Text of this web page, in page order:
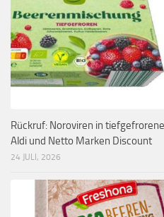
Rückruf: Noroviren in
Aldi und Netto Marken Discount
24 JULI, 2026